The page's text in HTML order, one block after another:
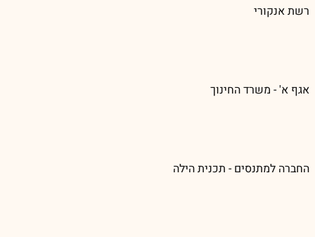
רשת אנקורי
אגף א' - משרד החינוך
החברה למתנסים - תכנית הילה